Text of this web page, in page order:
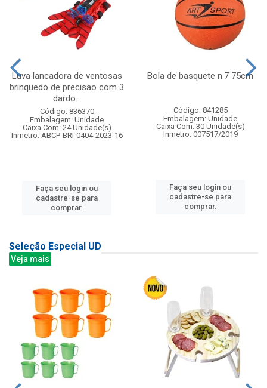
Luva lancadora de ventosas
brinquedo de precisao com 3
dardo...
Código: 836370
Embalagem: Unidade
Caixa Com: 24 Unidade(s)
Inmetro: ABCP-BRI-0404-2023-16
Faça seu login ou
cadastre-se para
comprar.
Bola de basquete n.7 75cm
Código: 841285
Embalagem: Unidade
Caixa Com: 30 Unidade(s)
Inmetro: 007517/2019
Faça seu login ou
cadastre-se para
comprar.
Seleção Especial UD
Veja mais